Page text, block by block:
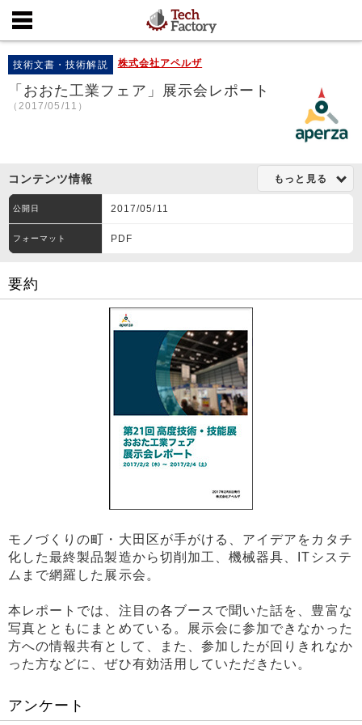
技術文書・技術解説 株式会社アペルザ
「おおた工業フェア」展示会レポート
（2017/05/11）
コンテンツ情報 もっと見る
公開日 2017/05/11
フォーマット PDF
要約
モノづくりの町・大田区が手がける、アイデアをカタチ
化した最終製品製造から切削加工、機械器具、ITシステ
ムまで網羅した展示会。
本レポートでは、注目の各ブースで聞いた話を、豊富な
写真とともにまとめている。展示会に参加できなかった
方への情報共有として、また、参加したが回りきれなか
った方などに、ぜひ有効活用していただきたい。
アンケート